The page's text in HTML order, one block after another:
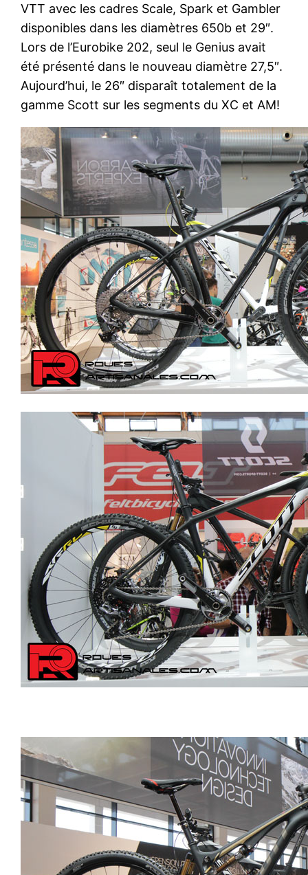
VTT avec les cadres Scale, Spark et Gambler
disponibles dans les diamètres 650b et 29″.
Lors de l’Eurobike 202, seul le Genius avait
été présenté dans le nouveau diamètre 27,5″.
Aujourd’hui, le 26″ disparaît totalement de la
gamme Scott sur les segments du XC et AM!